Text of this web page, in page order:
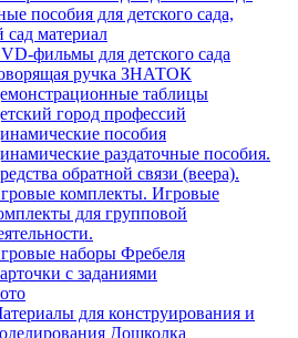
пособия для детского сада,
сад материал
фильмы для детского сада
ручка ЗНАТОК
таблицы
город профессий
пособия
раздаточные пособия.
обратной связи (веера).
комплекты. Игровые
для групповой
наборы Фребеля
с заданиями
для конструирования и
Дошколка